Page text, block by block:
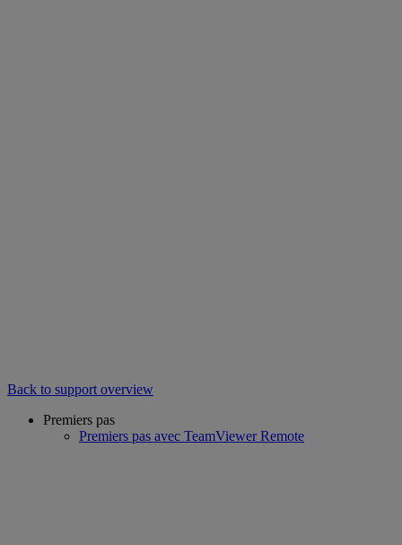
Back to support overview
Premiers pas
Premiers pas avec TeamViewer Remote